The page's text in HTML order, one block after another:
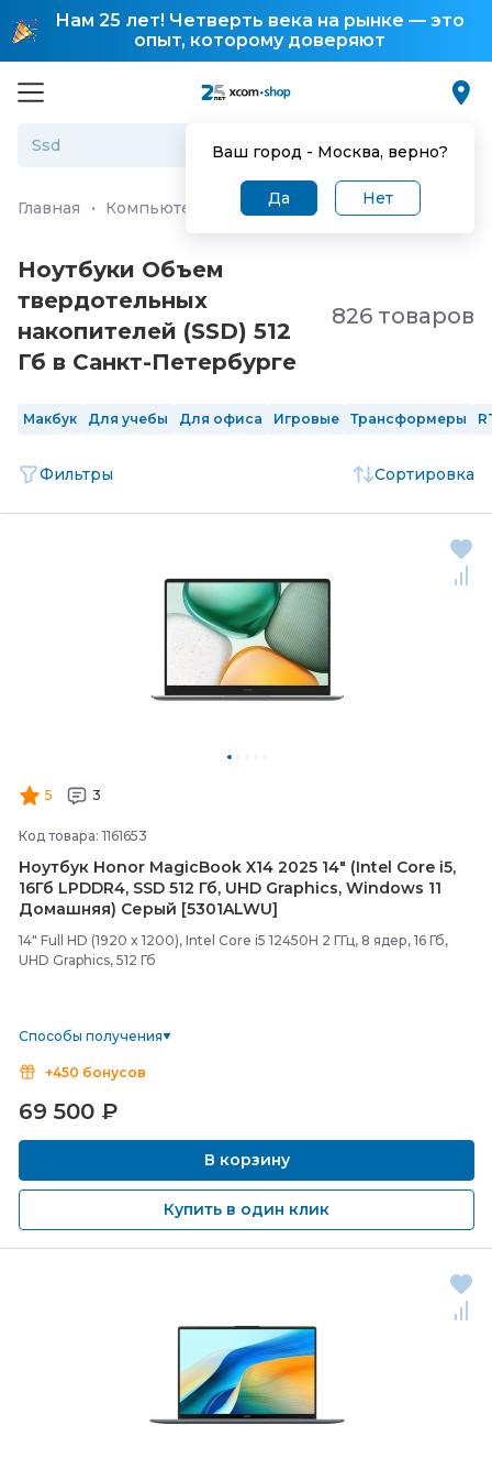
Нам 25 лет! Четверть века на рынке — это
опыт, которому доверяют
Ваш город - Москва, верно?
Да Нет
Главная · Компьютеры и ноутбуки Ноутбуки
Ноутбуки Объем
твердотельных
накопителей (SSD) 512
Гб в Санкт-Петербургe
826 товаров
Макбук Для учебы Для офиса Игровые Трансформеры
Фильтры Сортировка
5 3
Код товара: 1161653
Ноутбук Honor MagicBook X14 2025 14" (Intel Core i5,
16Гб LPDDR4, SSD 512 Гб, UHD Graphics, Windows 11
Домашняя) Серый [5301ALWU]
14" Full HD (1920 x 1200), Intel Core i5 12450H 2 ГГц, 8 ядер, 16 Гб,
UHD Graphics, 512 Гб
Способы получения
+450 бонусов
69 500 ₽
В корзину
Купить в один клик